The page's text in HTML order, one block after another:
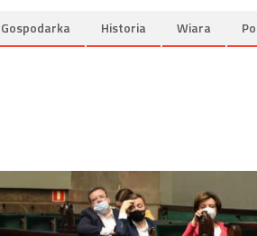
Gospodarka Historia Wiara